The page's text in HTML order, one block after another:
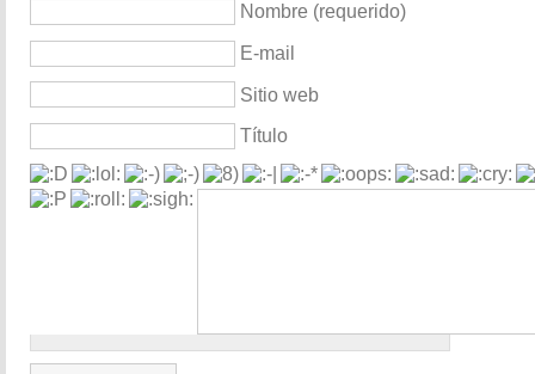
Nombre (requerido)
E-mail
Sitio web
Título